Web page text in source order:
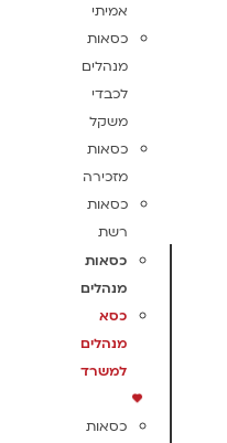
אמיתי
כסאות
מנהלים
לכבדי
משקל
כסאות
מזכירה
כסאות
רשת
כסאות
מנהלים
כסא
מנהלים
למשרד
כסאות